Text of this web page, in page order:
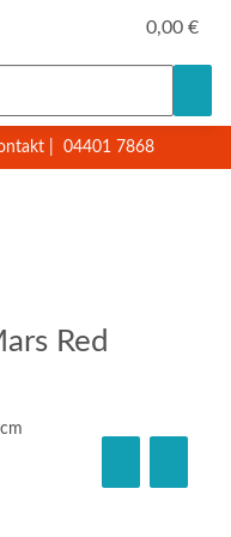
0,00 €
04401 7868
Red